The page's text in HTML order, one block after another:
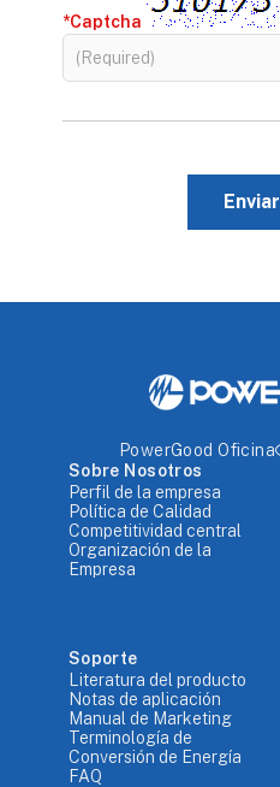
*Captcha
Enviar
PowerGood Oficina
Sobre Nosotros
Perfil de la empresa
Política de Calidad
Competitividad central
Organización de la
Empresa
Soporte
Literatura del producto
Notas de aplicación
Manual de Marketing
Terminología de
Conversión de Energía
FAQ